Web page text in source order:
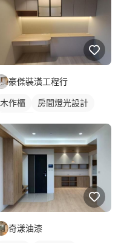
豪傑裝潢工程行
木作櫃
房間燈光設計
奇漾油漆